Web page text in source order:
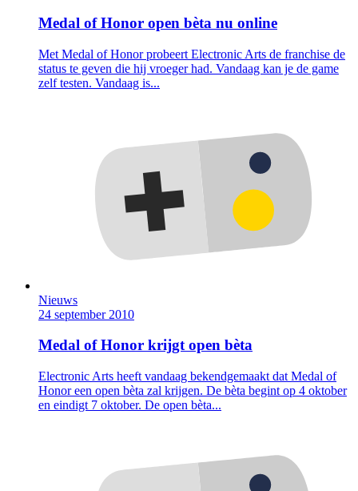
Medal of Honor open bèta nu online
Met Medal of Honor probeert Electronic Arts de franchise de
status te geven die hij vroeger had. Vandaag kan je de game
zelf testen. Vandaag is...
Nieuws
24 september 2010
Medal of Honor krijgt open bèta
Electronic Arts heeft vandaag bekendgemaakt dat Medal of
Honor een open bèta zal krijgen. De bèta begint op 4 oktober
en eindigt 7 oktober. De open bèta...